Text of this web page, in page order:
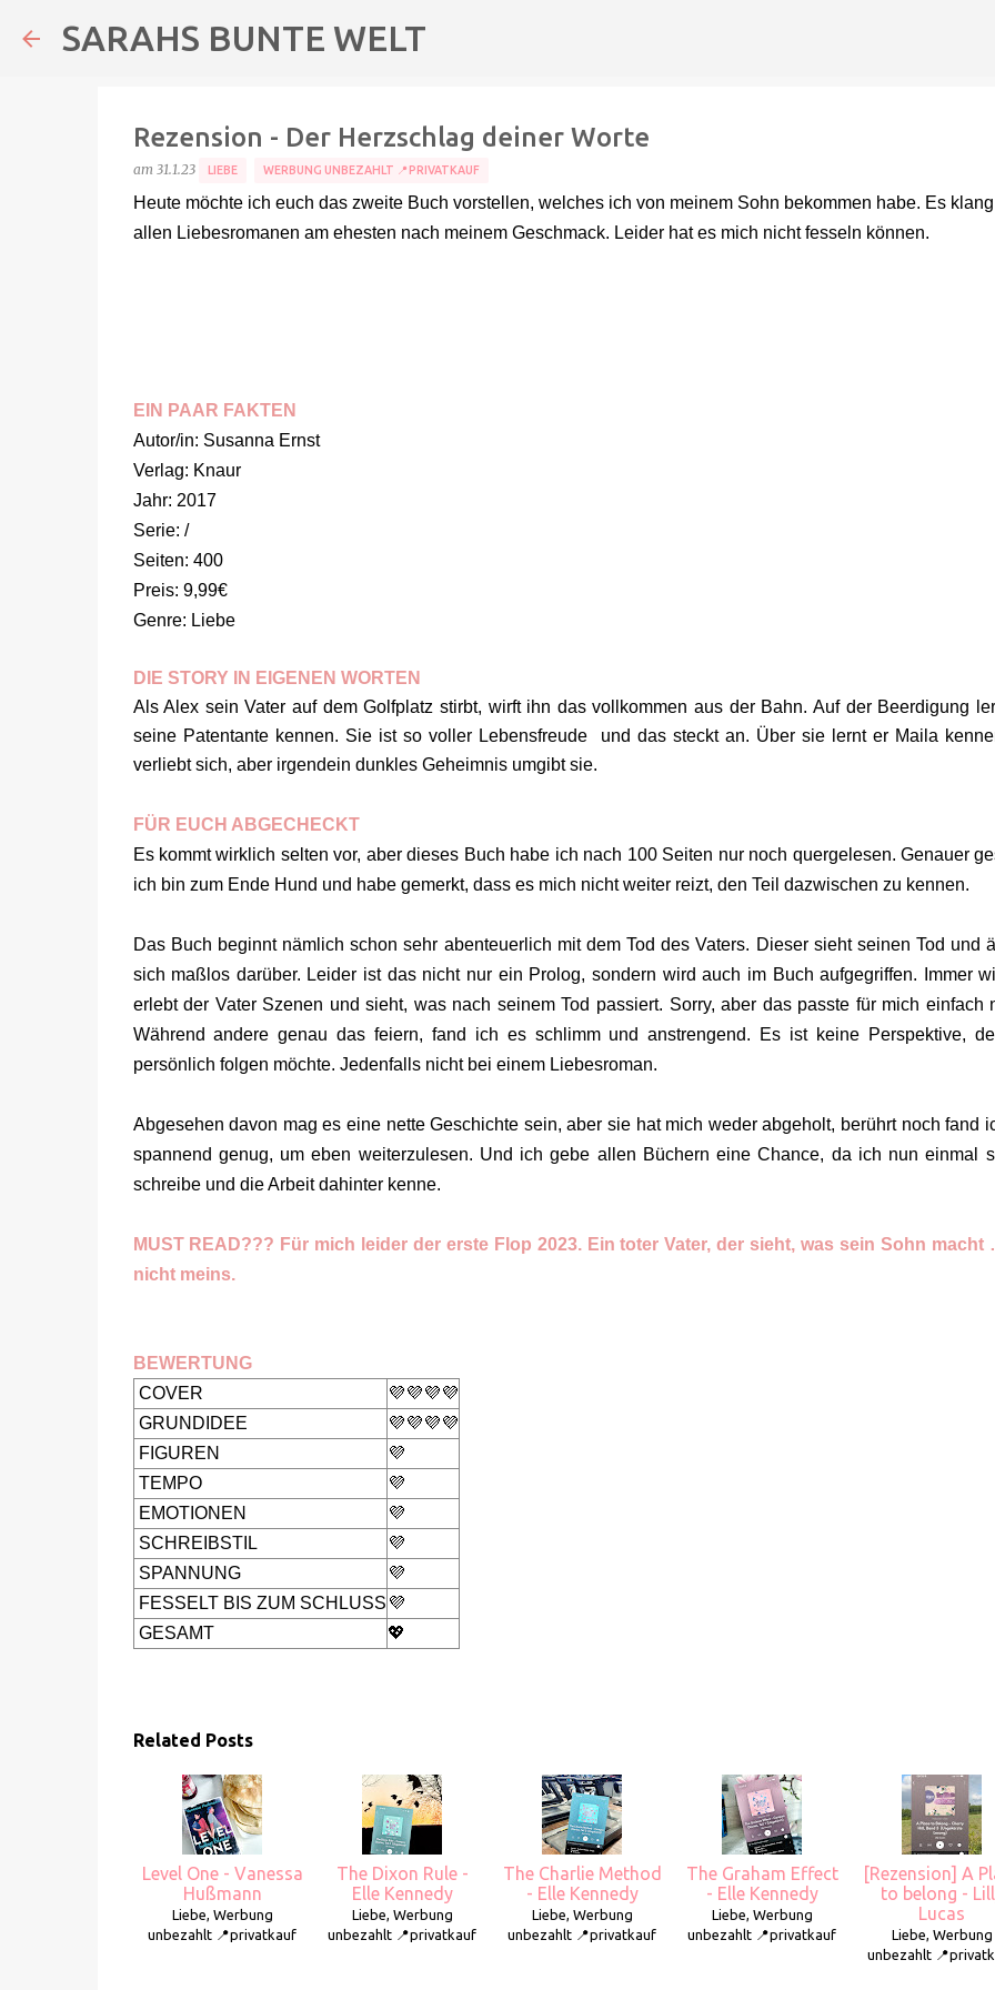
SARAHS BUNTE WELT
Rezension - Der Herzschlag deiner Worte
am 31.1.23 LIEBE WERBUNG UNBEZAHLT 📍PRIVATKAUF
Heute möchte ich euch das zweite Buch vorstellen, welches ich von meinem Sohn bekommen habe. Es
allen Liebesromanen am ehesten nach meinem Geschmack. Leider hat es mich nicht fesseln können.
EIN PAAR FAKTEN
Autor/in: Susanna Ernst
Verlag: Knaur
Jahr: 2017
Serie: /
Seiten: 400
Preis: 9,99€
Genre: Liebe
DIE STORY IN EIGENEN WORTEN
Als Alex sein Vater auf dem Golfplatz stirbt, wirft ihn das vollkommen aus der Bahn. Auf der Beerdigung
seine Patentante kennen. Sie ist so voller Lebensfreude und das steckt an. Über sie lernt er Maila
verliebt sich, aber irgendein dunkles Geheimnis umgibt sie.
FÜR EUCH ABGECHECKT
Es kommt wirklich selten vor, aber dieses Buch habe ich nach 100 Seiten nur noch quergelesen. Genauer
ich bin zum Ende Hund und habe gemerkt, dass es mich nicht weiter reizt, den Teil dazwischen zu kennen.
Das Buch beginnt nämlich schon sehr abenteuerlich mit dem Tod des Vaters. Dieser sieht seinen Tod und
sich maßlos darüber. Leider ist das nicht nur ein Prolog, sondern wird auch im Buch aufgegriffen. Immer
erlebt der Vater Szenen und sieht, was nach seinem Tod passiert. Sorry, aber das passte für mich einfach
Während andere genau das feiern, fand ich es schlimm und anstrengend. Es ist keine Perspektive,
persönlich folgen möchte. Jedenfalls nicht bei einem Liebesroman.
Abgesehen davon mag es eine nette Geschichte sein, aber sie hat mich weder abgeholt, berührt noch fand
spannend genug, um eben weiterzulesen. Und ich gebe allen Büchern eine Chance, da ich nun einmal
schreibe und die Arbeit dahinter kenne.
MUST READ??? Für mich leider der erste Flop 2023. Ein toter Vater, der sieht, was sein Sohn
nicht meins.
BEWERTUNG
COVER
💜💜💜💜
GRUNDIDEE
💜💜💜💜
FIGUREN
💜
TEMPO
💜
EMOTIONEN
💜
SCHREIBSTIL
💜
SPANNUNG
💜
FESSELT BIS ZUM SCHLUSS 💜
GESAMT
💖
Related Posts
Level One - Vanessa
Hußmann
Liebe, Werbung
unbezahlt 📍privatkauf
The Dixon Rule -
Elle Kennedy
Liebe, Werbung
unbezahlt 📍privatkauf
The Charlie Method
- Elle Kennedy
Liebe, Werbung
unbezahlt 📍privatkauf
The Graham Effect
- Elle Kennedy
Liebe, Werbung
unbezahlt 📍privatkauf
[Rezension] A
to belong -
Lucas
Liebe, Werbung
unbezahlt